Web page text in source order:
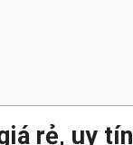
rẻ, uy